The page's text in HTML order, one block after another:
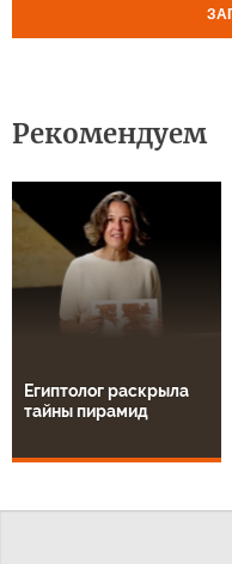
Рекомендуем
Египтолог раскрыла
тайны пирамид